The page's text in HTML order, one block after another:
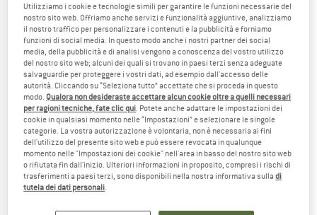
Utilizziamo i cookie e tecnologie simili per garantire le funzioni necessarie del
nostro sito web. Offriamo anche servizi e funzionalità aggiuntive, analizziamo
il nostro traffico per personalizzare i contenuti e la pubblicità e forniamo
funzioni di social media. In questo modo anche i nostri partner dei social
media, della pubblicità e di analisi vengono a conoscenza del vostro utilizzo
del nostro sito web; alcuni dei quali si trovano in paesi terzi senza adeguate
salvaguardie per proteggere i vostri dati, ad esempio dall'accesso delle
autorità. Cliccando su “Seleziona tutto” accettate che si proceda in questo
modo. Qualora non desideraste accettare alcun cookie oltre a quelli necessari
per ragioni tecniche, fate clic qui . Potete anche adattare le impostazioni dei
cookie in qualsiasi momento nelle “Impostazioni” e selezionare le singole
categorie. La vostra autorizzazione è volontaria, non è necessaria ai fini
dell'utilizzo del presente sito web e può essere revocata in qualunque
momento nelle "Impostazioni dei cookie" nell'area in basso del nostro sito web
o rifiutata fin dall'inizio. Ulteriori informazioni in proposito, compresi i rischi di
trasferimenti a paesi terzi, sono disponibili nella nostra informativa sulladi
tutela dei dati personali